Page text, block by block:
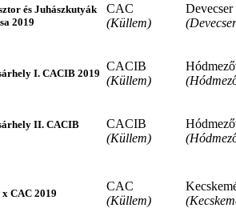
és Juhászkutyák
2019
CAC
(Küllem)
Devecser
I. CACIB 2019
CACIB
(Küllem)
II. CACIB
CACIB
(Küllem)
CAC 2019
CAC
(Küllem)